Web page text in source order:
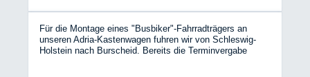
Für die Montage eines "Busbiker"-Fahrradträgers an
unseren Adria-Kastenwagen fuhren wir von Schleswig-
Holstein nach Burscheid. Bereits die Terminvergabe